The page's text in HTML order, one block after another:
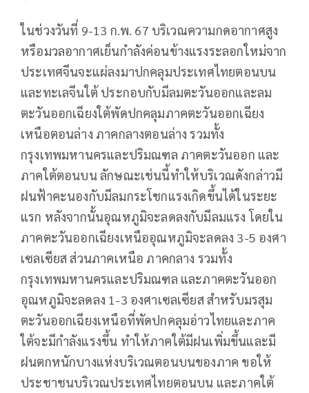
ในช่วงวันที่ 9-13 ก.พ. 67 บริเวณความกดอากาศสูง
หรือมวลอากาศเย็นกำลังค่อนข้างแรงระลอกใหม่จาก
ประเทศจีนจะแผ่ลงมาปกคลุมประเทศไทยตอนบน
และทะเลจีนใต้ ประกอบกับมีลมตะวันออกและลม
ตะวันออกเฉียงใต้พัดปกคลุมภาคตะวันออกเฉียง
เหนือตอนล่าง ภาคกลางตอนล่าง รวมทั้ง
กรุงเทพมหานครและปริมณฑล ภาคตะวันออก และ
ภาคใต้ตอนบน ลักษณะเช่นนี้ทำให้บริเวณดังกล่าวมี
ฝนฟ้าคะนองกับมีลมกระโชกแรงเกิดขึ้นได้ในระยะ
แรก หลังจากนั้นอุณหภูมิจะลดลงกับมีลมแรง โดยใน
ภาคตะวันออกเฉียงเหนืออุณหภูมิจะลดลง 3-5 องศา
เซลเซียส ส่วนภาคเหนือ ภาคกลาง รวมทั้ง
กรุงเทพมหานครและปริมณฑล และภาคตะวันออก
อุณหภูมิจะลดลง 1-3 องศาเซลเซียส สำหรับมรสุม
ตะวันออกเฉียงเหนือที่พัดปกคลุมอ่าวไทยและภาค
ใต้จะมีกำลังแรงขึ้น ทำให้ภาคใต้มีฝนเพิ่มขึ้นและมี
ฝนตกหนักบางแห่งบริเวณตอนบนของภาค ขอให้
ประชาชนบริเวณประเทศไทยตอนบน และภาคใต้